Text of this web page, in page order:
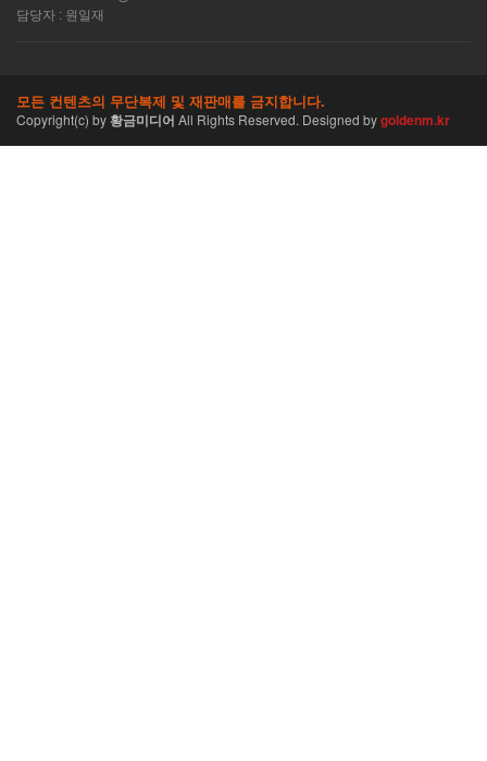
담당자 : 원일재
모든 컨텐츠의 무단복제 및 재판매를 금지합니다.
Copyright(c) by 황금미디어 All Rights Reserved. Designed bygoldenm.kr